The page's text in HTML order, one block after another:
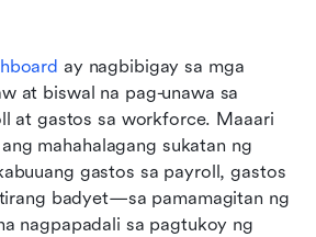
ay nagbibigay sa mga
at biswal na pag-unawa sa
at gastos sa workforce. Maaari
mahahalagang sukatan ng
gastos sa payroll, gastos
badyet—sa pamamagitan ng
nagpapadali sa pagtukoy ng